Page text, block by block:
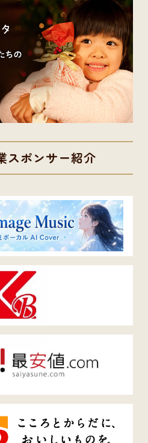
スポンサー紹介